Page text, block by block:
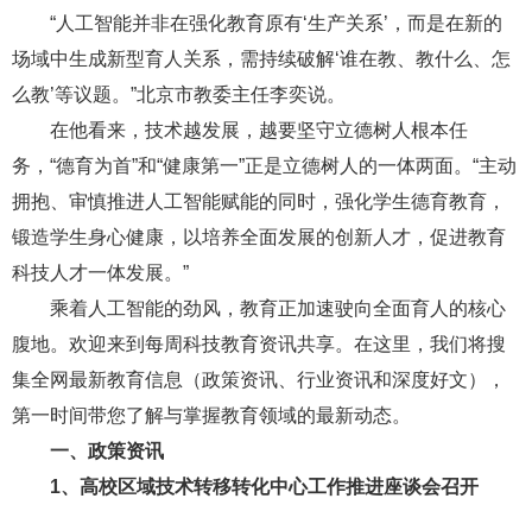
“人工智能并非在强化教育原有‘生产关系’，而是在新的
场域中生成新型育人关系，需持续破解‘谁在教、教什么、怎
么教’等议题。”北京市教委主任李奕说。
在他看来，技术越发展，越要坚守立德树人根本任
务，“德育为首”和“健康第一”正是立德树人的一体两面。“主动
拥抱、审慎推进人工智能赋能的同时，强化学生德育教育，
锻造学生身心健康，以培养全面发展的创新人才，促进教育
科技人才一体发展。”
乘着人工智能的劲风，教育正加速驶向全面育人的核心
腹地。 欢迎来到每周科技教育资讯共享。在这里，我们将搜
集全网最新教育信息（政策资讯、行业资讯和深度好文），
第一时间带您了解与掌握教育领域的最新动态。
一、政策资讯
1、 高校区域技术转移转化中心工作推进座谈会召开